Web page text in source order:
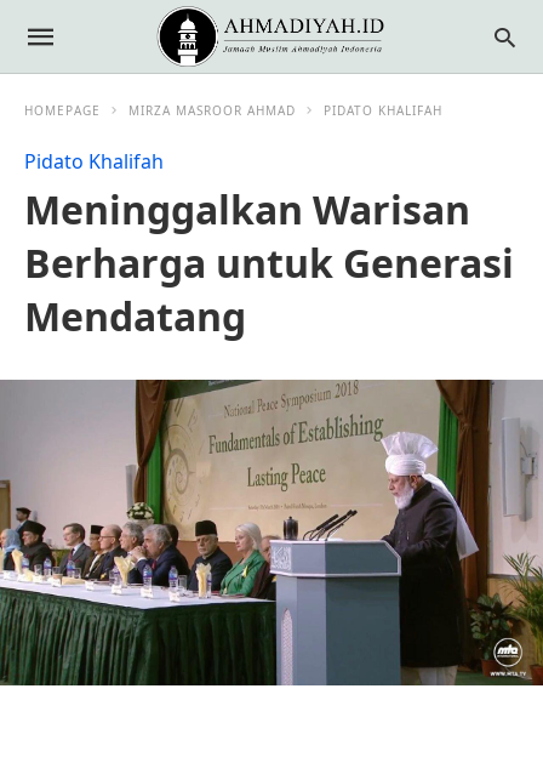
HOMEPAGE MIRZA MASROOR AHMAD PIDATO KHALIFAH
Pidato Khalifah
Meninggalkan Warisan
Berharga untuk Generasi
Mendatang